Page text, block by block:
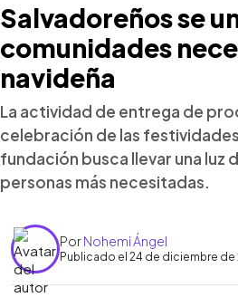
Salvadoreños se
comunidades
navideña
La actividad de entrega de
celebración de las
fundación busca llevar una luz
personas más necesitadas.
PorNohemi Ángel
Publicado el 24 de diciembre de